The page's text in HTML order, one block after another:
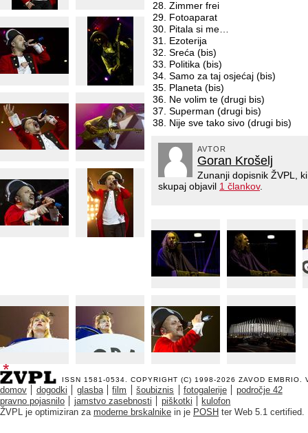
Zimmer frei
Fotoaparat
Pitala si me…
Ezoterija
Sreća (bis)
Politika (bis)
Samo za taj osjećaj (bis)
Planeta (bis)
Ne volim te (drugi bis)
Superman (drugi bis)
Nije sve tako sivo (drugi bis)
AVTOR
Goran Krošelj
Zunanji dopisnik ŽVPL,
skupaj objavil 1 člankov.
ISSN 1581-0534. COPYRIGHT (C) 1998-2026 ZAVOD EMBRIO .
domov dogodki glasba film šoubiznis fotogalerije
področje 42
pravno pojasnilo
jamstvo zasebnosti piškotki
kulofon
ŽVPL je optimiziran za moderne brskalnike in je POSH ter Web 5.1 certified.